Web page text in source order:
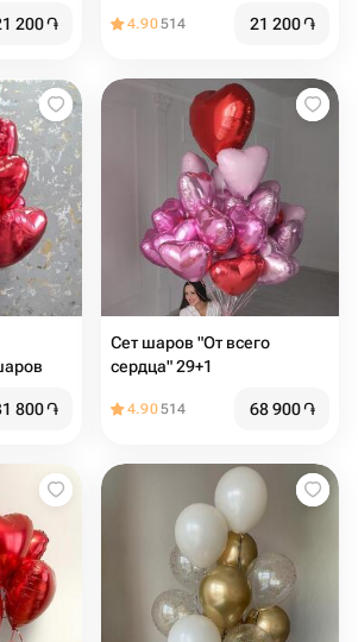
200֏ 4.90514 21 200֏
800֏
Сет шаров "От всего
сердца" 29+1
4.90514 68 900֏